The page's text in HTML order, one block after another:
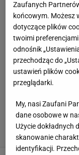
Zaufanych
końcowym. Możesz
dotyczące plików
twoimi
odnośnik
przechodząc do
ustawień plików
przeglądarki.
My, nasi Zaufani
dane osobowe w
Użycie dokładnych
skanowanie
identyfikacji.